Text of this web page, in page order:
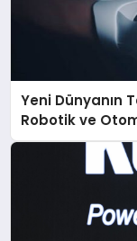
Yeni Dünyanın
Robotik ve
araya geliyor